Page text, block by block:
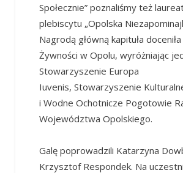
Społecznie” poznaliśmy też
plebiscytu „Opolska
Nagrodą główną kapituła
Żywności w Opolu, wyróżniając
Stowarzyszenie Europa
Iuvenis, Stowarzyszenie
i Wodne Ochotnicze Pogotowie
Województwa Opolskiego.
Galę poprowadzili Katarzyna
Krzysztof Respondek. Na